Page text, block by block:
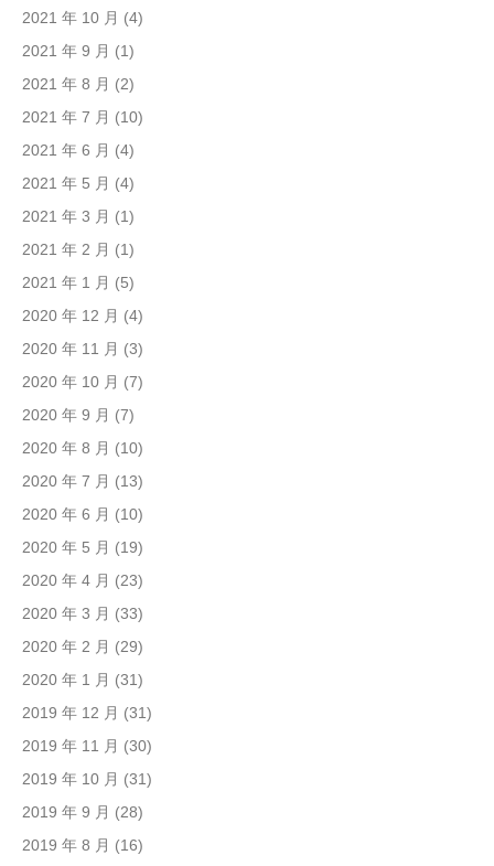
2021 年 10 月 (4)
2021 年 9 月 (1)
2021 年 8 月 (2)
2021 年 7 月 (10)
2021 年 6 月 (4)
2021 年 5 月 (4)
2021 年 3 月 (1)
2021 年 2 月 (1)
2021 年 1 月 (5)
2020 年 12 月 (4)
2020 年 11 月 (3)
2020 年 10 月 (7)
2020 年 9 月 (7)
2020 年 8 月 (10)
2020 年 7 月 (13)
2020 年 6 月 (10)
2020 年 5 月 (19)
2020 年 4 月 (23)
2020 年 3 月 (33)
2020 年 2 月 (29)
2020 年 1 月 (31)
2019 年 12 月 (31)
2019 年 11 月 (30)
2019 年 10 月 (31)
2019 年 9 月 (28)
2019 年 8 月 (16)